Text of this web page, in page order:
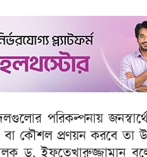
পরিকল্পনায়
কৌশল প্রণয়ন করবে তা
ড. ইফতেখারুজ্জামান